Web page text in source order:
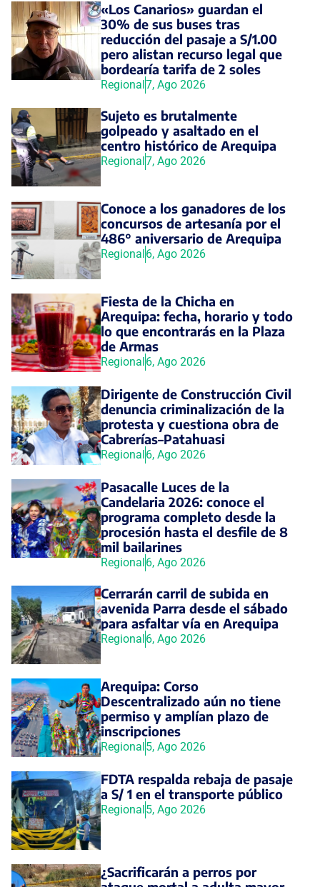
«Los Canarios» guardan el
30% de sus buses tras
reducción del pasaje a S/1.00
pero alistan recurso legal que
bordearía tarifa de 2 soles
Regional7, Ago 2026
Sujeto es brutalmente
golpeado y asaltado en el
centro histórico de Arequipa
Regional7, Ago 2026
Conoce a los ganadores de los
concursos de artesanía por el
486° aniversario de Arequipa
Regional6, Ago 2026
Fiesta de la Chicha en
Arequipa: fecha, horario y todo
lo que encontrarás en la Plaza
de Armas
Regional6, Ago 2026
Dirigente de Construcción Civil
denuncia criminalización de la
protesta y cuestiona obra de
Cabrerías–Patahuasi
Regional6, Ago 2026
Pasacalle Luces de la
Candelaria 2026: conoce el
programa completo desde la
procesión hasta el desfile de 8
mil bailarines
Regional6, Ago 2026
Cerrarán carril de subida en
avenida Parra desde el sábado
para asfaltar vía en Arequipa
Regional6, Ago 2026
Arequipa: Corso
Descentralizado aún no tiene
permiso y amplían plazo de
inscripciones
Regional5, Ago 2026
FDTA respalda rebaja de pasaje
a S/ 1 en el transporte público
Regional5, Ago 2026
¿Sacrificarán a perros por